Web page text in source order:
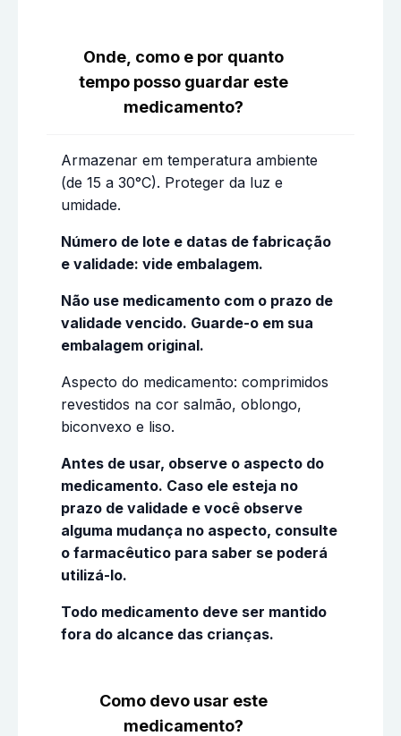
Onde, como e por quanto
tempo posso guardar este
medicamento?
Armazenar em temperatura ambiente
(de 15 a 30°C). Proteger da luz e
umidade.
Número de lote e datas de fabricação
e validade: vide embalagem.
Não use medicamento com o prazo de
validade vencido. Guarde-o em sua
embalagem original.
Aspecto do medicamento: comprimidos
revestidos na cor salmão, oblongo,
biconvexo e liso.
Antes de usar, observe o aspecto do
medicamento. Caso ele esteja no
prazo de validade e você observe
alguma mudança no aspecto, consulte
o farmacêutico para saber se poderá
utilizá-lo.
Todo medicamento deve ser mantido
fora do alcance das crianças.
Como devo usar este
medicamento?